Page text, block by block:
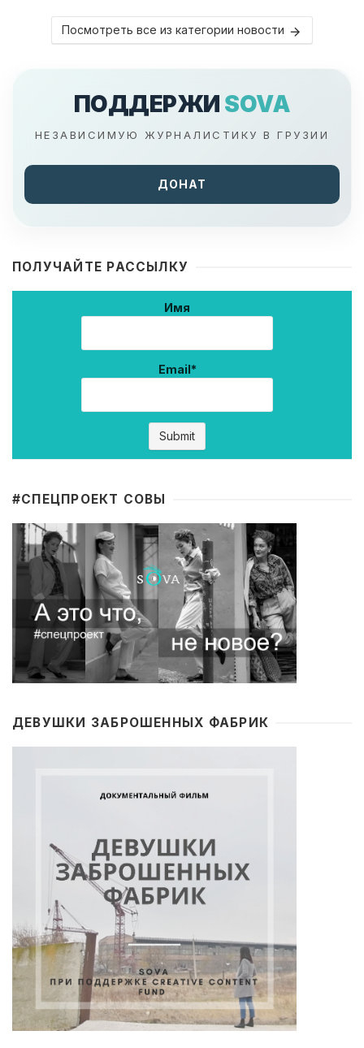
Посмотреть все из категории новости
ПОДДЕРЖИ SOVA
НЕЗАВИСИМУЮ ЖУРНАЛИСТИКУ В ГРУЗИИ
ДОНАТ
ПОЛУЧАЙТЕ РАССЫЛКУ
Имя
Email*
#CПЕЦПРОЕКТ СОВЫ
ДЕВУШКИ ЗАБРОШЕННЫХ ФАБРИК